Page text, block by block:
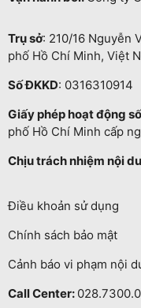
Trụ sở: 210/16 Nguyễn
phố Hồ Chí Minh, Việt
Số ĐKKD: 0316310914
Giấy phép hoạt động
phố Hồ Chí Minh cấp
Chịu trách nhiệm nội
Điều khoản sử dụng
Chính sách bảo mật
Cảnh báo vi phạm nội
Call Center: